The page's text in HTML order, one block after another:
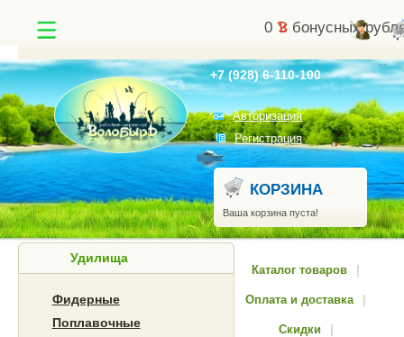
0 бонусных
Авторизация
Регистрация
+7 (928) 6-110-100
КОРЗИНА
Ваша корзина пуста!
Найти
Удилища
Фидерные
Поплавочные
Каталог товаров
Оплата и доставка
Скидки